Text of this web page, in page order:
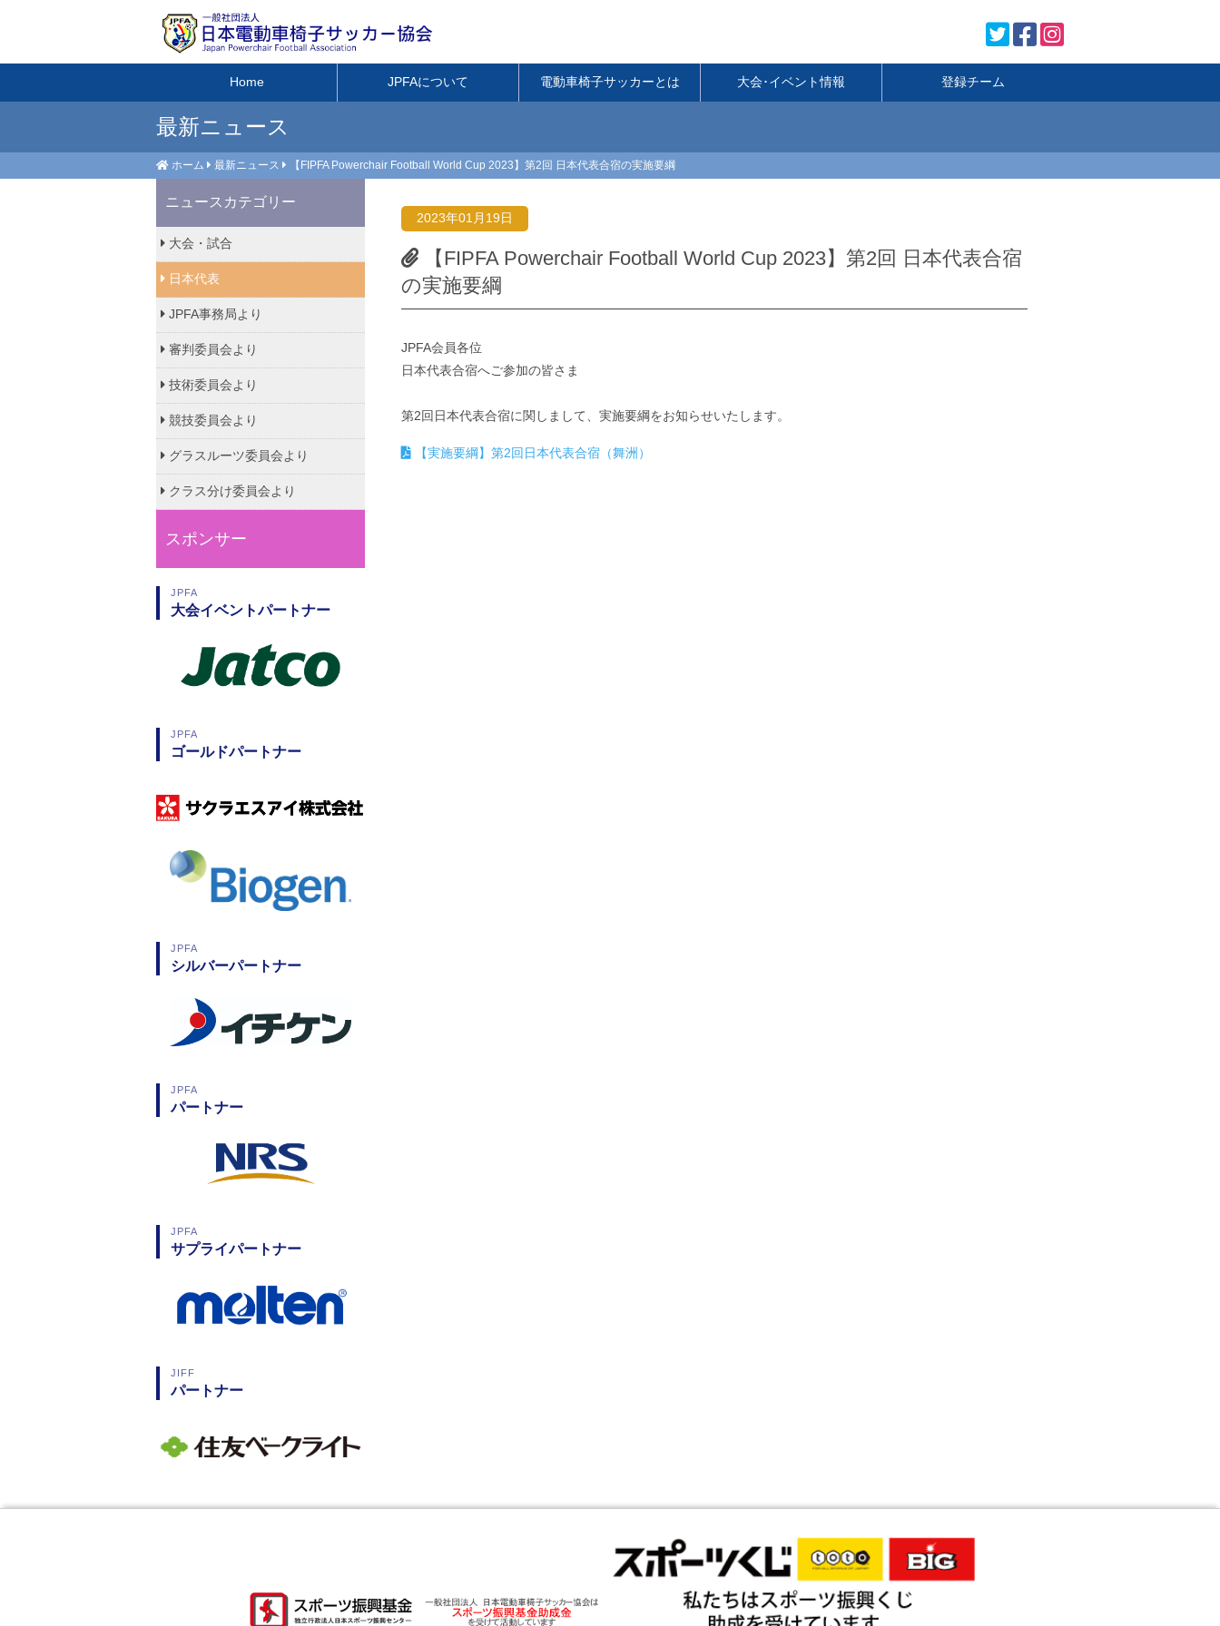
Home JPFAについて 電動車椅子サッカーとは 大会･イベント情報 登録チーム
最新ニュース
ホーム 最新ニュース 【FIPFA Powerchair Football World Cup 2023】第2回 日本代表合宿の実施要綱
ニュースカテゴリー
大会・試合
日本代表
JPFA事務局より
審判委員会より
技術委員会より
競技委員会より
グラスルーツ委員会より
クラス分け委員会より
スポンサー
JPFA
大会イベントパートナー
JPFA
ゴールドパートナー
JPFA
シルバーパートナー
JPFA
パートナー
JPFA
サプライパートナー
JIFF
パートナー
2023年01月19日
【FIPFA Powerchair Football World Cup 2023】第2回 日本代表合宿
の実施要綱
JPFA会員各位
日本代表合宿へご参加の皆さま
第2回日本代表合宿に関しまして、実施要綱をお知らせいたします。
【実施要綱】第2回日本代表合宿（舞洲）